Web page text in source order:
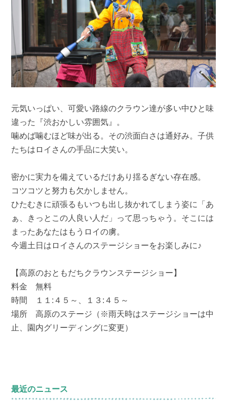
元気いっぱい、可愛い路線のクラウン達が多い中ひと味
違った『渋おかしい雰囲気』。
噛めば噛むほど味が出る。その渋面白さは通好み。子供
たちはロイさんの手品に大笑い。
密かに実力を備えているだけあり揺るぎない存在感。
コツコツと努力も欠かしません。
ひたむきに頑張るもいつも出し抜かれてしまう姿に「あ
ぁ、きっとこの人良い人だ」って思っちゃう。そこには
まったあなたはもうロイの虜。
今週土日はロイさんのステージショーをお楽しみに♪
【高原のおともだちクラウンステージショー】
料金 無料
時間 １１:４５～、１３:４５～
場所 高原のステージ（※雨天時はステージショーは中
止、園内グリーディングに変更）
最近のニュース